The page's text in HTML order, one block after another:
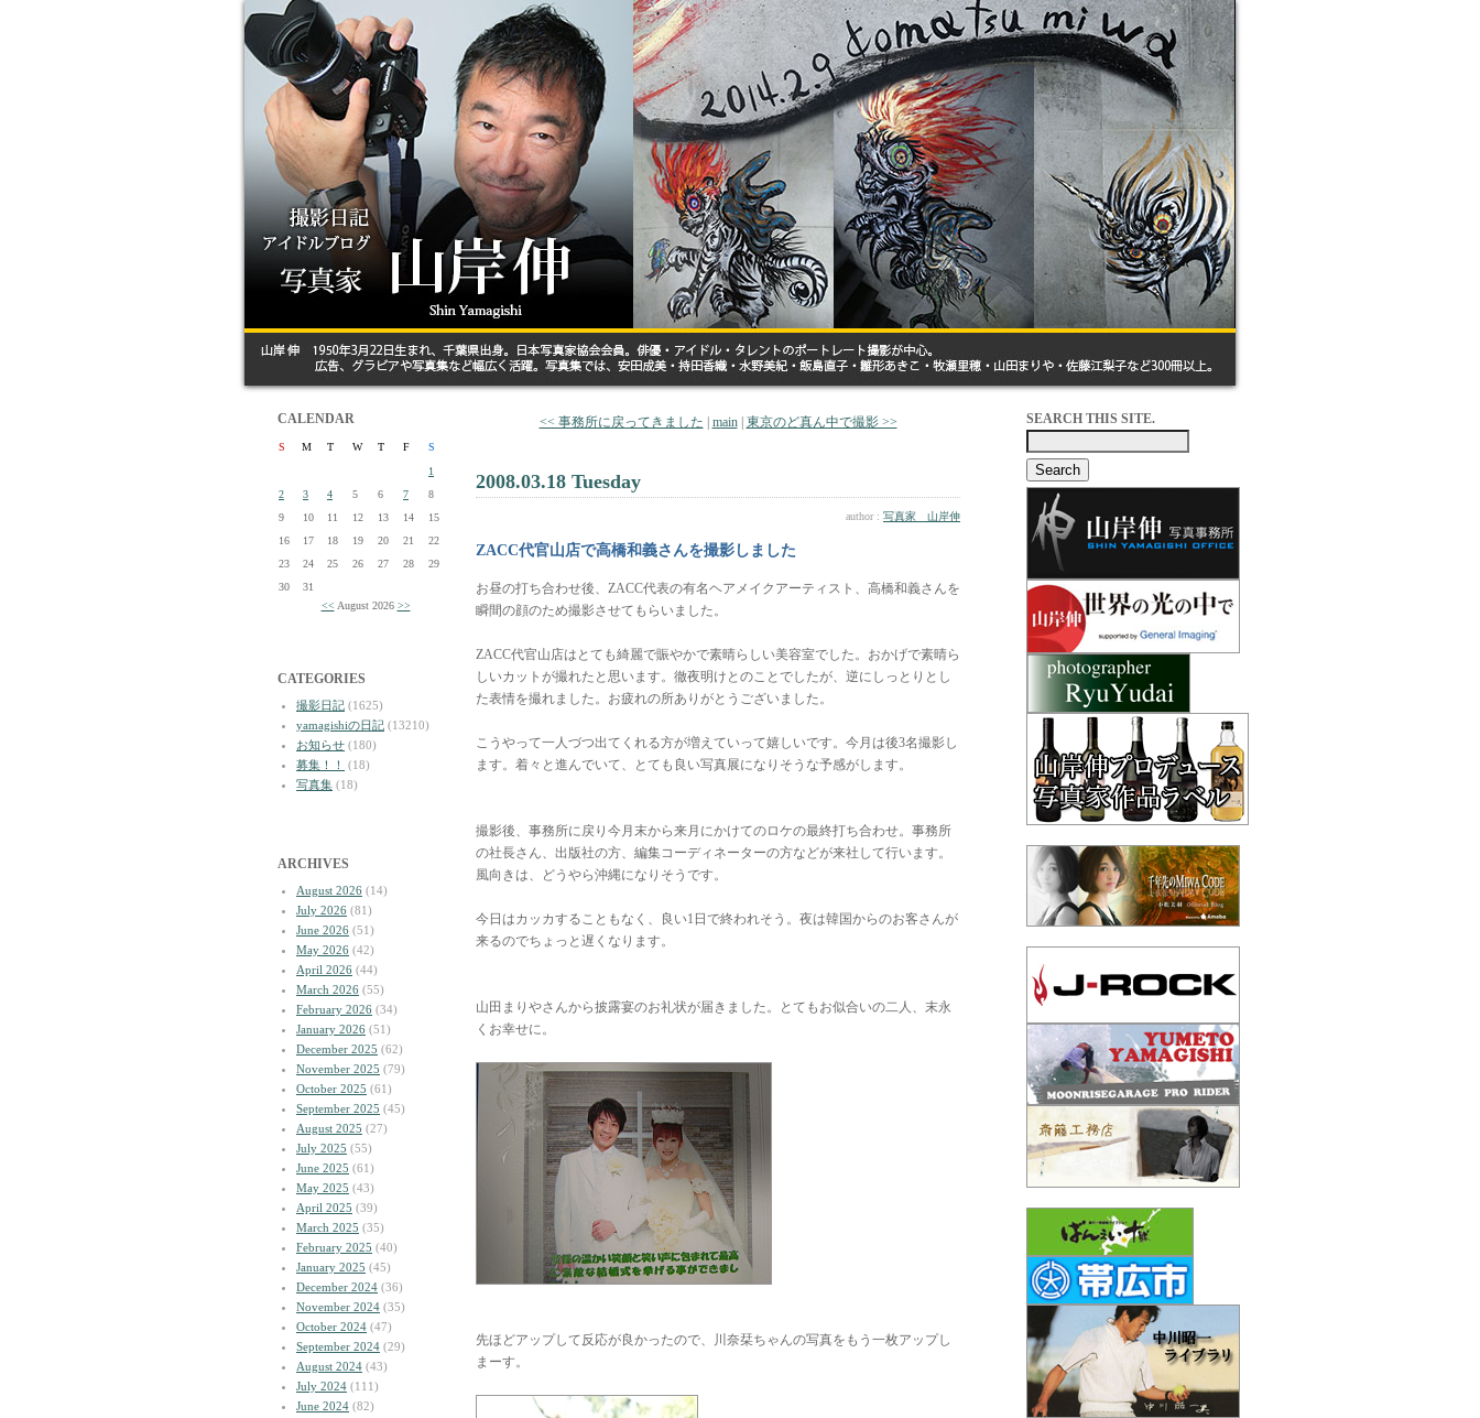
CALENDAR
S M T W T F
S
1
2
3 4 5 6 7
8
9
10 11 12 13 14
15
16
17 18 19 20 21
22
23
24 25 26 27 28
29
30
31
<< August 2026 >>
CATEGORIES
撮影日記 (1625)
yamagishiの日記 (13210)
お知らせ (180)
募集！！
(18)
写真集 (18)
ARCHIVES
August 2026 (14)
July 2026 (81)
June 2026 (51)
May 2026 (42)
April 2026 (44)
March 2026 (55)
February 2026 (34)
January 2026 (51)
December 2025 (62)
November 2025 (79)
October 2025 (61)
September 2025 (45)
August 2025 (27)
July 2025 (55)
June 2025 (61)
May 2025 (43)
April 2025 (39)
March 2025 (35)
February 2025 (40)
January 2025 (45)
December 2024 (36)
November 2024 (35)
October 2024 (47)
September 2024 (29)
August 2024 (43)
July 2024 (111)
June 2024 (82)
<< 事務所に戻ってきました main| 東京のど真ん中で撮影 >>
2008.03.18 Tuesday
author : 写真家 山岸伸
ZACC代官山店で高橋和義さんを撮影しました
お昼の打ち合わせ後、ZACC代表の有名ヘアメイクアーティスト、高橋和義さんを
瞬間の顔のため撮影させてもらいました。
ZACC代官山店はとても綺麗で賑やかで素晴らしい美容室でした。おかげで素晴ら
しいカットが撮れたと思います。徹夜明けとのことでしたが、逆にしっとりとし
た表情を撮れました。お疲れの所ありがとうございました。
こうやって一人づつ出てくれる方が増えていって嬉しいです。今月は後3名撮影し
ます。着々と進んでいて、とても良い写真展になりそうな予感がします。
撮影後、事務所に戻り今月末から来月にかけてのロケの最終打ち合わせ。事務所
の社長さん、出版社の方、編集コーディネーターの方などが来社して行います。
風向きは、どうやら沖縄になりそうです。
今日はカッカすることもなく、良い1日で終われそう。夜は韓国からのお客さんが
来るのでちょっと遅くなります。
山田まりやさんから披露宴のお礼状が届きました。とてもお似合いの二人、末永
くお幸せに。
先ほどアップして反応が良かったので、川奈栞ちゃんの写真をもう一枚アップし
まーす。
SEARCH THIS SITE.